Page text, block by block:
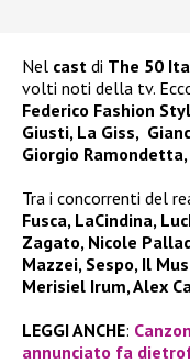
Nel cast di The 50
volti noti della tv.
Federico Fashion
Giusti, La Giss,
Giorgio
Tra i concorrenti del
Fusca, LaCindina,
Zagato, Nicole
Mazzei, Sespo, Il
Merisiel Irum, Alex
LEGGI ANCHE:
annunciato fa